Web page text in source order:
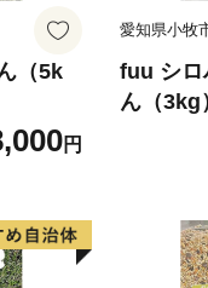
（5k
円
愛知県小牧
fuu シロ
ん（3kg